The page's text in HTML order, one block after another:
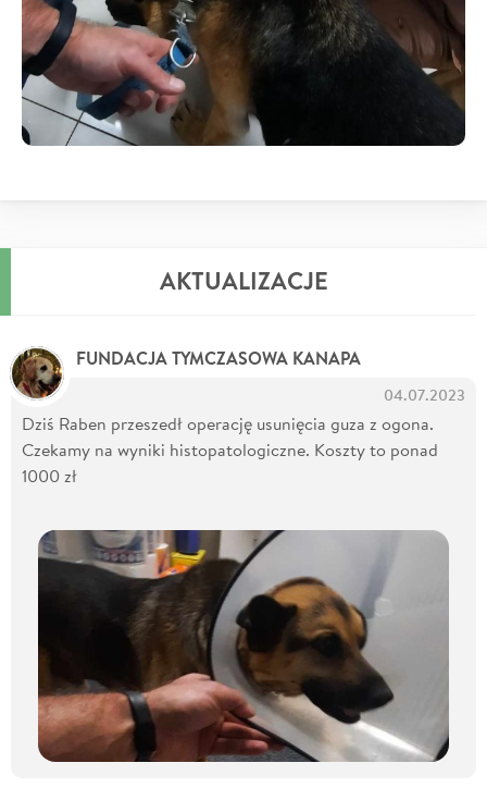
AKTUALIZACJE
FUNDACJA TYMCZASOWA KANAPA
04.07.2023
Dziś Raben przeszedł operację usunięcia guza z ogona.
Czekamy na wyniki histopatologiczne. Koszty to ponad
1000 zł